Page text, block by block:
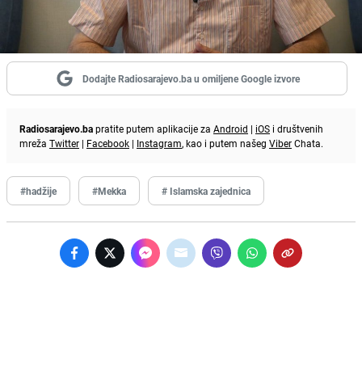
Dodajte Radiosarajevo.ba u omiljene Google izvore
Radiosarajevo.bapratite putem aplikacije za Android | iOS i društvenih
mreža Twitter | Facebook | Instagram, kao i putem našeg ViberChata.
#hadžije #Mekka # Islamska zajednica